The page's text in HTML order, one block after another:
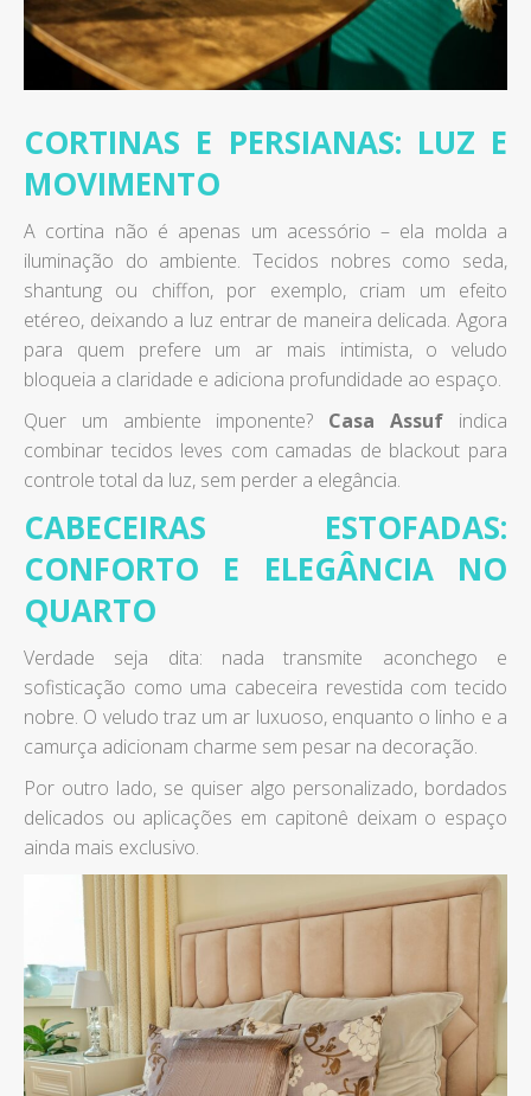
CORTINAS E PERSIANAS: LUZ E
MOVIMENTO
A cortina não é apenas um acessório – ela molda a
iluminação do ambiente. Tecidos nobres como seda,
shantung ou chiffon, por exemplo, criam um efeito
etéreo, deixando a luz entrar de maneira delicada. Agora
para quem prefere um ar mais intimista, o veludo
bloqueia a claridade e adiciona profundidade ao espaço.
Quer um ambiente imponente? Casa Assuf indica
combinar tecidos leves com camadas de blackout para
controle total da luz, sem perder a elegância.
CABECEIRAS ESTOFADAS:
CONFORTO E ELEGÂNCIA NO
QUARTO
Verdade seja dita: nada transmite aconchego e
sofisticação como uma cabeceira revestida com tecido
nobre. O veludo traz um ar luxuoso, enquanto o linho e a
camurça adicionam charme sem pesar na decoração.
Por outro lado, se quiser algo personalizado, bordados
delicados ou aplicações em capitonê deixam o espaço
ainda mais exclusivo.